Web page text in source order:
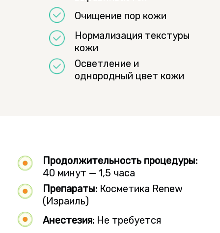
Очищение пор кожи
Нормализация текстуры
кожи
Осветление и
однородный цвет кожи
Продолжительность процедуры:
40 минут — 1,5 часа
Препараты: Косметика Renew
(Израиль)
Анестезия: Не требуется